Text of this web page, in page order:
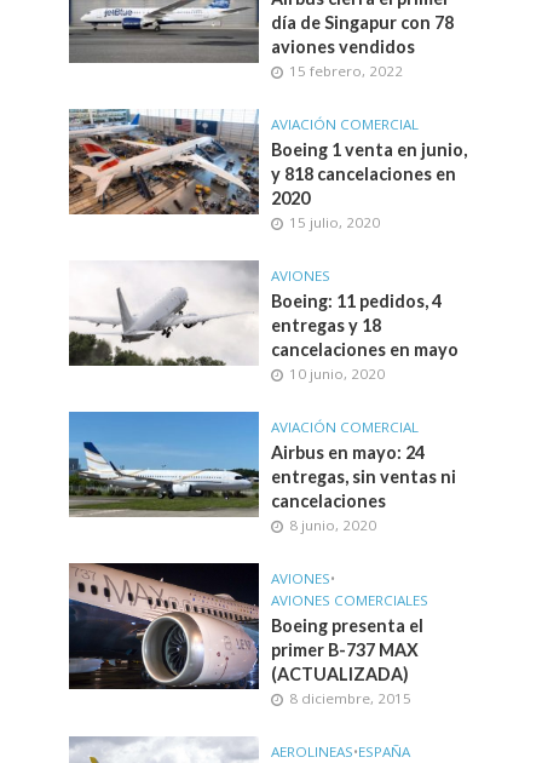
día de Singapur con 78
aviones vendidos
15 febrero, 2022
AVIACIÓN COMERCIAL
Boeing 1 venta en junio,
y 818 cancelaciones en
2020
15 julio, 2020
AVIONES
Boeing: 11 pedidos, 4
entregas y 18
cancelaciones en mayo
10 junio, 2020
AVIACIÓN COMERCIAL
Airbus en mayo: 24
entregas, sin ventas ni
cancelaciones
8 junio, 2020
AVIONES•
AVIONES COMERCIALES
Boeing presenta el
primer B-737 MAX
(ACTUALIZADA)
8 diciembre, 2015
AEROLINEAS•ESPAÑA